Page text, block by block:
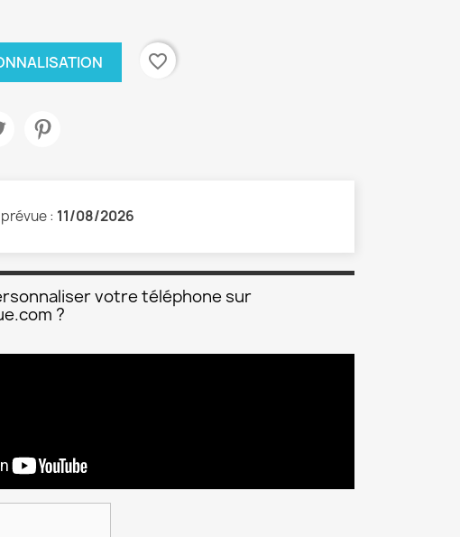
favorite_border
: 11/08/2026
votre téléphone sur
?